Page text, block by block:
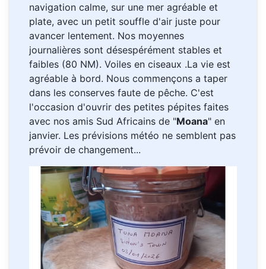
navigation calme, sur une mer agréable et
plate, avec un petit souffle d'air juste pour
avancer lentement. Nos moyennes
journalières sont désespérément stables et
faibles (80 NM). Voiles en ciseaux .La vie est
agréable à bord. Nous commençons a taper
dans les conserves faute de pêche. C'est
l'occasion d'ouvrir des petites pépites faites
avec nos amis Sud Africains de "Moana" en
janvier. Les prévisions météo ne semblent pas
prévoir de changement...